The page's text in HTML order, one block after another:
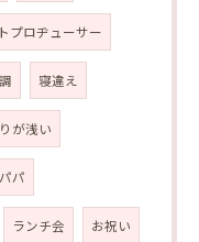
プロヂューサー
寝違え
が浅い
パ
ランチ会 お祝い